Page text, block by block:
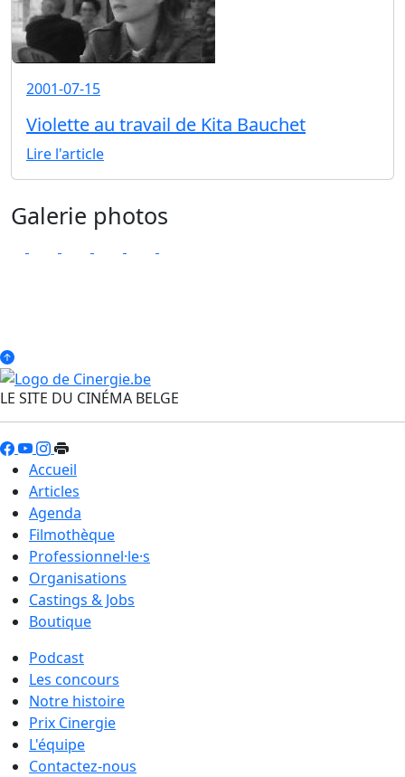
2001-07-15
Violette au travail de Kita Bauchet
Lire l'article
Galerie photos
LE SITE DU CINÉMA BELGE
Accueil
Articles
Agenda
Filmothèque
Professionnel·le·s
Organisations
Castings & Jobs
Boutique
Podcast
Les concours
Notre histoire
Prix Cinergie
L'équipe
Contactez-nous